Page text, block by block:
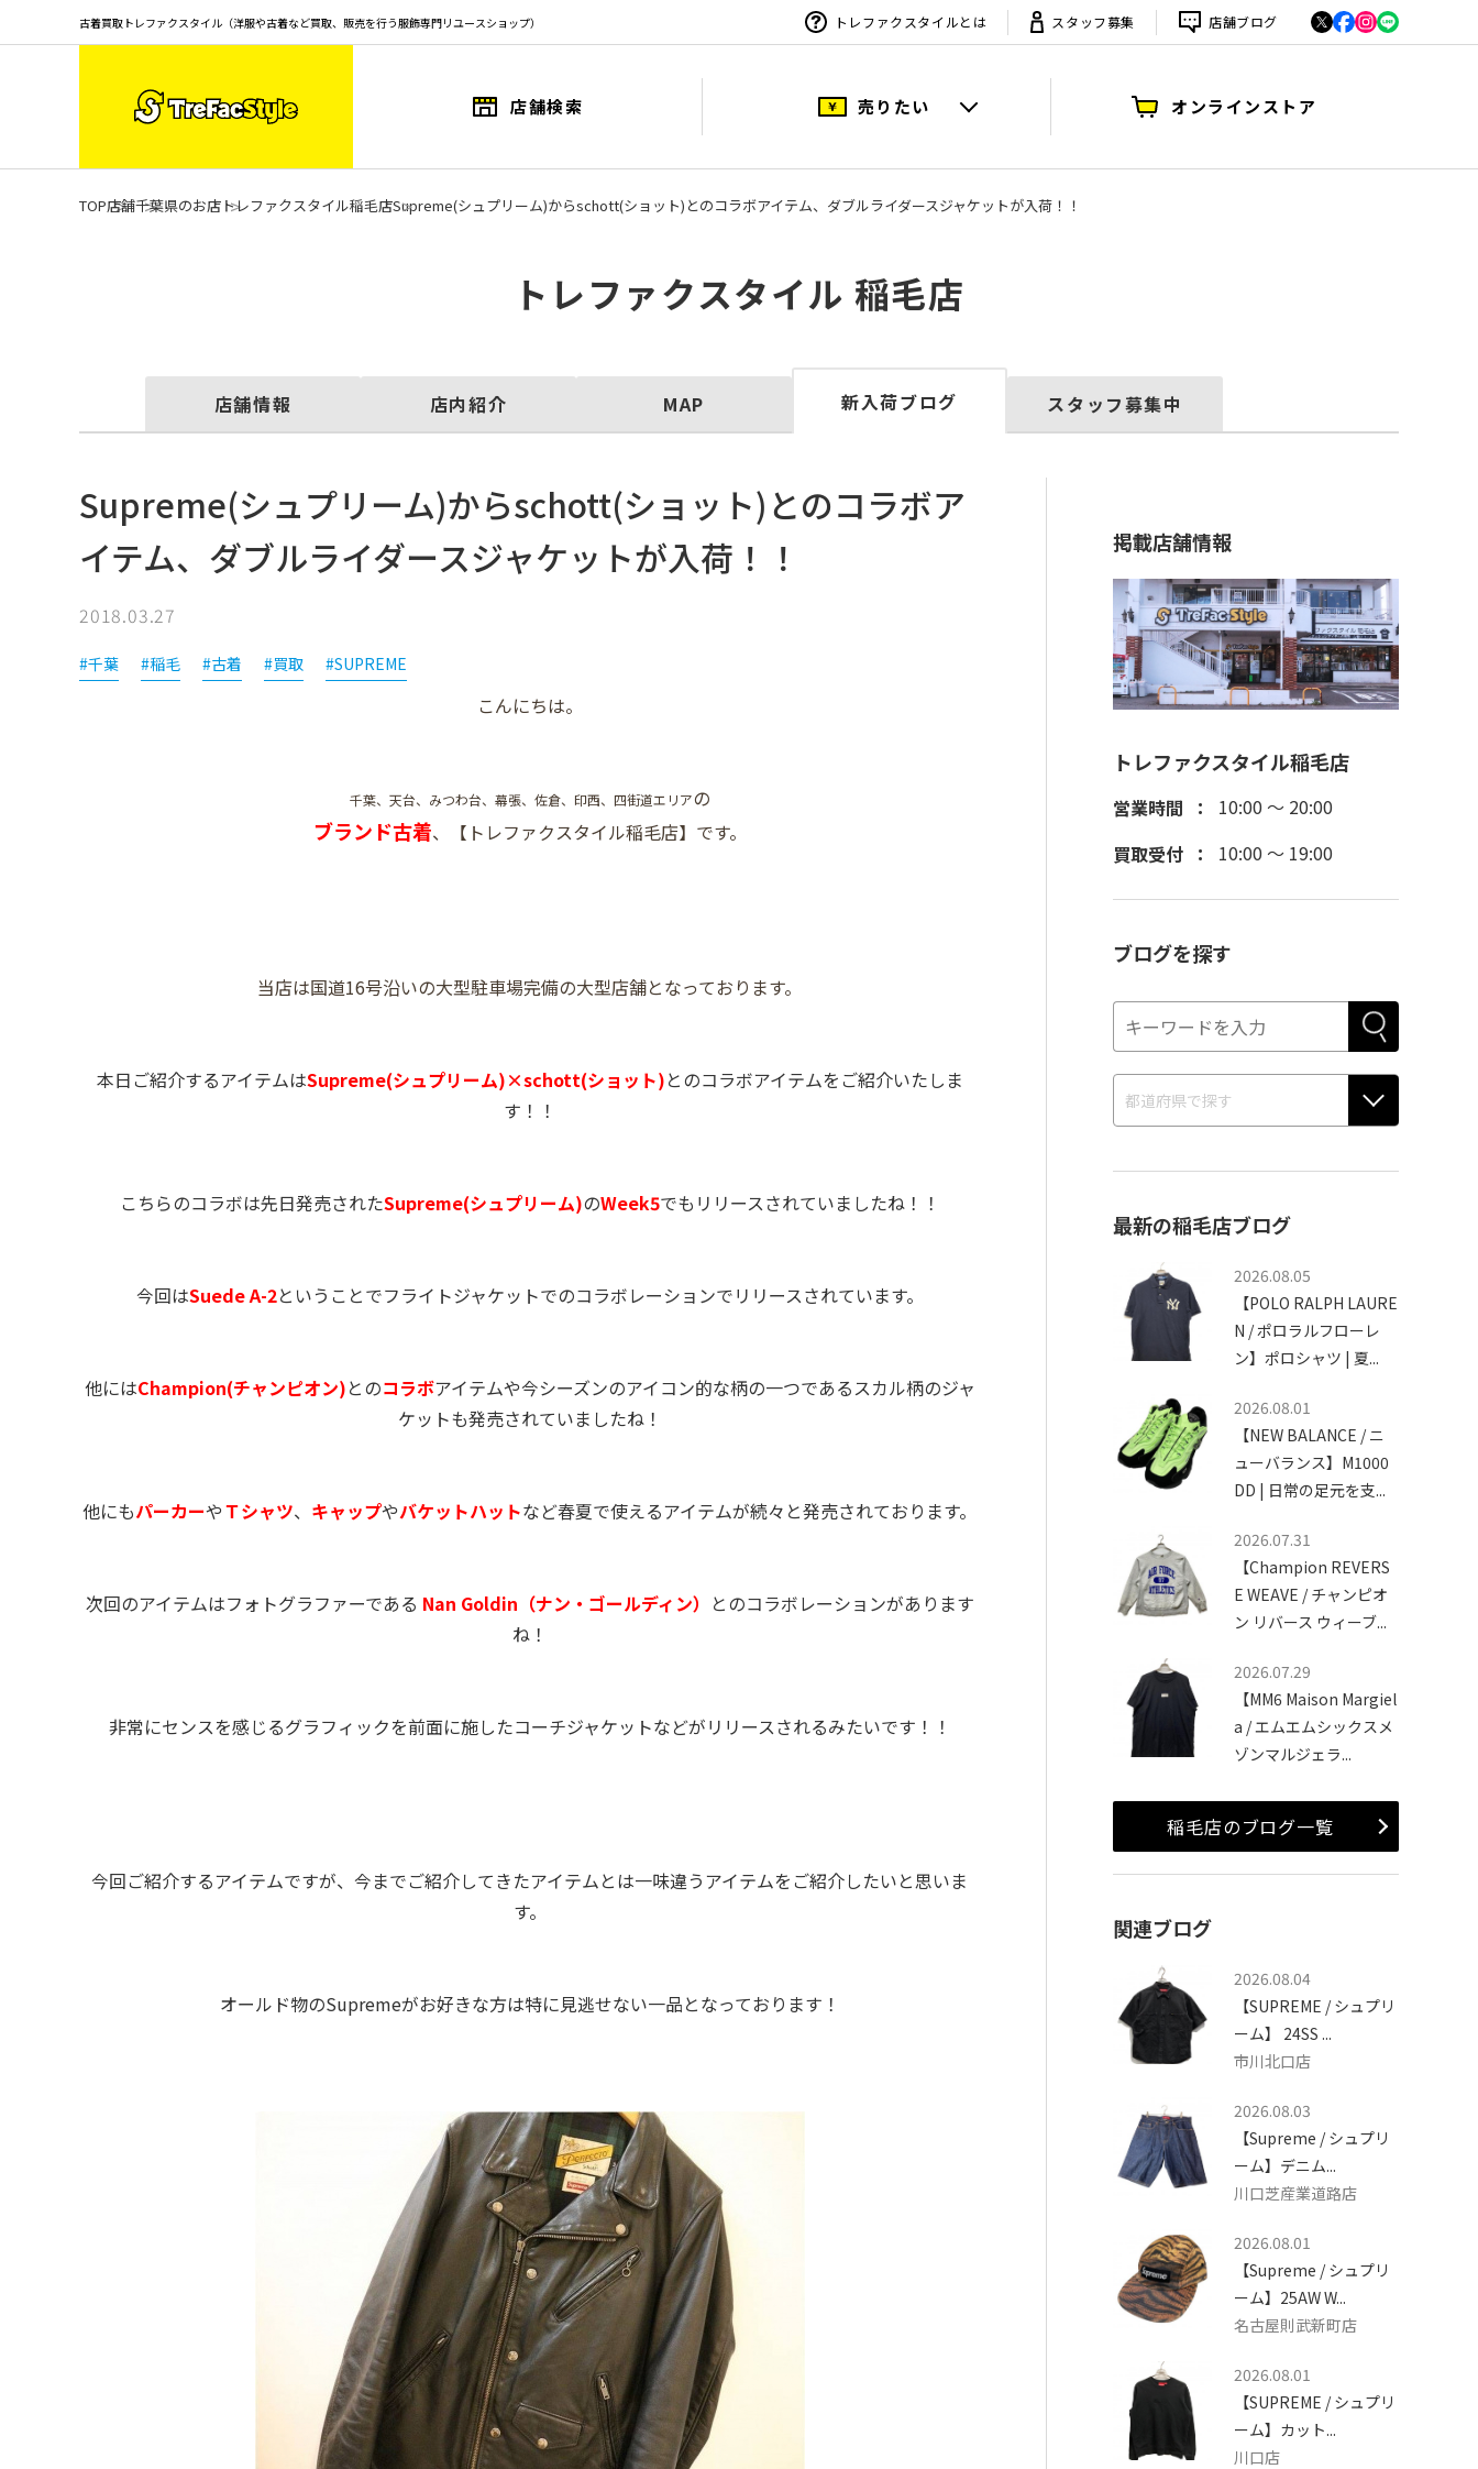
古着買取トレファクスタイル（洋服や古着など買取、販売を行う服飾専門リユースショップ） トレファクスタイルとは スタッフ募集 店舗ブログ
店舗検索 売りたい オンラインストア
TOP店舗千葉県のお店 トレファクスタイル稲毛店Supreme(シュプリーム)からschott(ショット)とのコラボアイテム、ダブルライダースジャケットが入荷！！
トレファクスタイル 稲毛店
店舗情報 店内紹介 MAP 新入荷ブログ スタッフ募集中
Supreme(シュプリーム)からschott(ショット)とのコラボア
イテム、ダブルライダースジャケットが入荷！！
2018.03.27
#千葉 #稲毛 #古着 #買取 #SUPREME
こんにちは。
千葉、天台、みつわ台、幕張、佐倉、印西、四街道エリアの
ブランド古着、【トレファクスタイル稲毛店】です。
当店は国道16号沿いの大型駐車場完備の大型店舗となっております。
本日ご紹介するアイテムはSupreme(シュプリーム)×schott(ショット)とのコラボアイテムをご紹介いたしま
す！！
こちらのコラボは先日発売されたSupreme(シュプリーム)のWeek5でもリリースされていましたね！！
今回はSuede A-2ということでフライトジャケットでのコラボレーションでリリースされています。
他にはChampion(チャンピオン)とのコラボアイテムや今シーズンのアイコン的な柄の一つであるスカル柄のジャ
ケットも発売されていましたね！
他にもパーカーやＴシャツ、 キャップやバケットハットなど春夏で使えるアイテムが続々と発売されております。
次回のアイテムはフォトグラファーである Nan Goldin（ナン・ゴールディン） とのコラボレーションがあります
ね！
非常にセンスを感じるグラフィックを前面に施したコーチジャケットなどがリリースされるみたいです！！
今回ご紹介するアイテムですが、今までご紹介してきたアイテムとは一味違うアイテムをご紹介したいと思いま
す。
オールド物のSupremeがお好きな方は特に見逃せない一品となっております！
掲載店舗情報
トレファクスタイル稲毛店
営業時間
10:00 ～ 20:00
買取受付
10:00 ～ 19:00
ブログを探す
最新の稲毛店ブログ
2026.08.05
【POLO RALPH LAURE
N / ポロラルフローレ
ン】ポロシャツ | 夏...
2026.08.01
【NEW BALANCE / ニ
ューバランス】M1000
DD | 日常の足元を支...
2026.07.31
【Champion REVERS
E WEAVE / チャンピオ
ン リバース ウィーブ...
2026.07.29
【MM6 Maison Margiel
a / エムエムシックスメ
ゾンマルジェラ...
稲毛店のブログ一覧
関連ブログ
2026.08.04
【SUPREME / シュプリ
ーム】 24SS ...
市川北口店
2026.08.03
【Supreme / シュプリ
ーム】デニム...
川口芝産業道路店
2026.08.01
【Supreme / シュプリ
ーム】25AW W...
名古屋則武新町店
2026.08.01
【SUPREME / シュプリ
ーム】カット...
川口店